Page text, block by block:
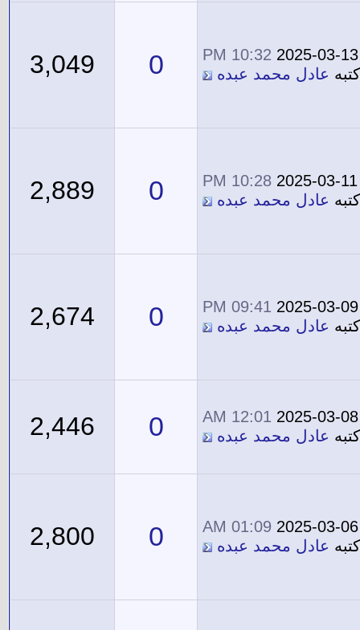
2025-03-13
10:32 PM
كتبه عادل محمد عبده 0
3,049
2025-03-11
10:28 PM
كتبه عادل محمد عبده 0
2,889
2025-03-09
09:41 PM
كتبه عادل محمد عبده 0
2,674
2025-03-08
12:01 AM
كتبه عادل محمد عبده 0
2,446
2025-03-06
01:09 AM
كتبه عادل محمد عبده 0
2,800